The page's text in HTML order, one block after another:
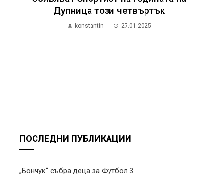
Дупница този четвъртък
konstantin 27.01.2025
ПОСЛЕДНИ ПУБЛИКАЦИИ
„Бончук“ събра деца за Футбол 3